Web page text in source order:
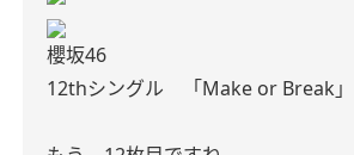
櫻坂46
12thシングル 「Make or Break」